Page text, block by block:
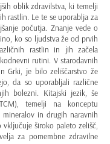
oblik zdravilstva, ki temelji
rastlin. Le te se uporablja za
počutja. Znanje vede o
ko so ljudstva že od prvih
rastlin in jih začela
rutini. V starodavnih
Grki, je bilo zeliščarstvo že
da so uporabljali različne
bolezni. Kitajski jezik, še
temelji na konceptu
in drugih naravnih
široko paleto zelišč,
za pomembne zdravilne